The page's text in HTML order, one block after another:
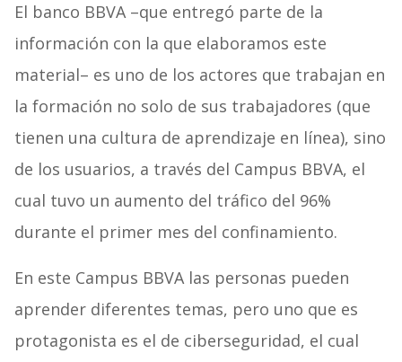
El banco BBVA –que entregó parte de la
información con la que elaboramos este
material– es uno de los actores que trabajan en
la formación no solo de sus trabajadores (que
tienen una cultura de aprendizaje en línea), sino
de los usuarios, a través del Campus BBVA, el
cual tuvo un aumento del tráfico del 96%
durante el primer mes del confinamiento.
En este Campus BBVA las personas pueden
aprender diferentes temas, pero uno que es
protagonista es el de ciberseguridad, el cual